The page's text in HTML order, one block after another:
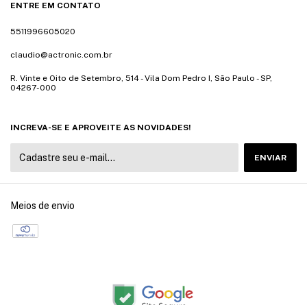
ENTRE EM CONTATO
5511996605020
claudio@actronic.com.br
R. Vinte e Oito de Setembro, 514 - Vila Dom Pedro I, São Paulo - SP,
04267-000
INCREVA-SE E APROVEITE AS NOVIDADES!
Meios de envio